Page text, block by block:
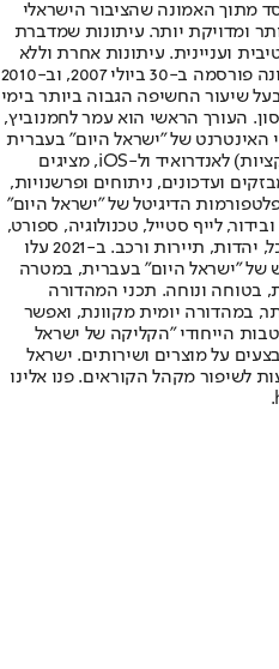
מתוך האמונה שהציבור הישראלי
ומדויקת יותר. עיתונות שמדברת
ועניינית. עיתונות אחרת וללא
תשלום. המהדורה המודפסת הראשונה פורסמה ב-30 ביולי 2007, וב-2010
שיעור החשיפה הגבוה ביותר בימי
העורך הראשי הוא עמר לחמנוביץ,
האינטרנט של "ישראל היום" בעברית
ובאנגלית, כמו כן היישומונים (אפליקציות) לאנדרואיד ול-iOS, מציגים
ועדכונים, ניתוחים ופרשנויות,
הדיגיטל של "ישראל היום"
לייף סטייל, טכנולוגיה, ספורט,
כלכלה וצרכנות, בריאות, חיילים, אוכל, יהדות, תיירות ורכב. ב-2021 עלו
של "ישראל היום" בעברית, במטרה
בטוחה ונוחה. תכני המהדורה
במהדורה יומית מקוונת, ואפשר
הייחודי "הקליקה של ישראל
על מוצרים ושירותים. ישראל
לשיפור מקהל הקוראים. פנו אלינו